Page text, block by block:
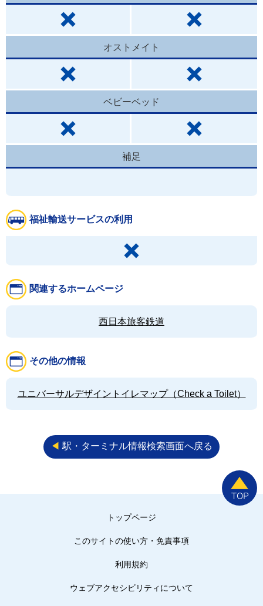
オストメイト
ベビーベッド
補足
福祉輸送サービスの利用
関連するホームページ
西日本旅客鉄道
その他の情報
ユニバーサルデザイントイレマップ（Check a Toilet）
◀︎ 駅・ターミナル情報検索画面へ戻る
トップページ
このサイトの使い方・免責事項
利用規約
ウェブアクセシビリティについて